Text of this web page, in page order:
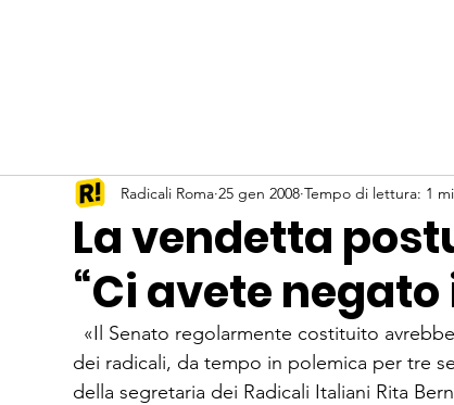
La vendetta
“Ci avete
Radicali Roma 25 gen 2008 Tempo di lettura: 1
«Il Senato regolarmente costituito
dei radicali, da tempo in polemica per tre
della segretaria dei Radicali Italiani Rita